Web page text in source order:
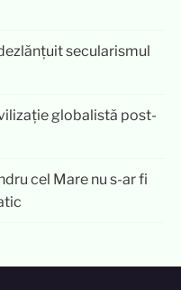
secularismul
globalistă post-
cel Mare nu s-ar fi